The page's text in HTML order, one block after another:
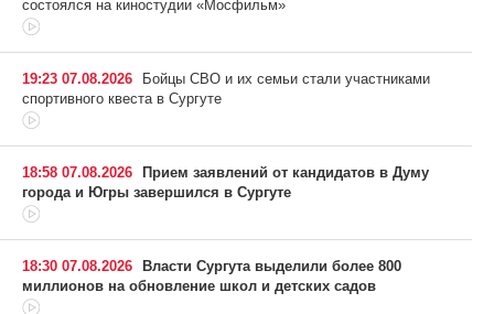
состоялся на киностудии «Мосфильм»
19:23 07.08.2026
Бойцы СВО и их семьи стали участниками
спортивного квеста в Сургуте
18:58 07.08.2026
Прием заявлений от кандидатов в Думу
города и Югры завершился в Сургуте
18:30 07.08.2026
Власти Сургута выделили более 800
миллионов на обновление школ и детских садов